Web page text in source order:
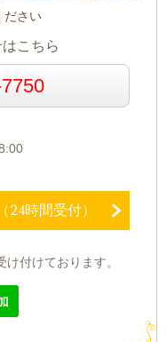
ださい
こちら
時間受付）
付けております。